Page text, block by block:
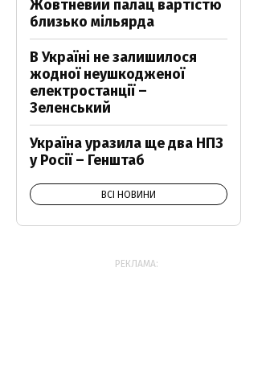
Жовтневий палац вартістю
близько мільярда
В Україні не залишилося
жодної неушкодженої
електростанції –
Зеленський
Україна уразила ще два НПЗ
у Росії – Генштаб
ВСІ НОВИНИ
РЕКЛАМА: